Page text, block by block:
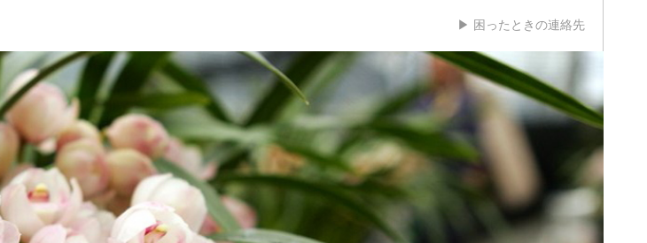
▶ 困ったときの連絡先